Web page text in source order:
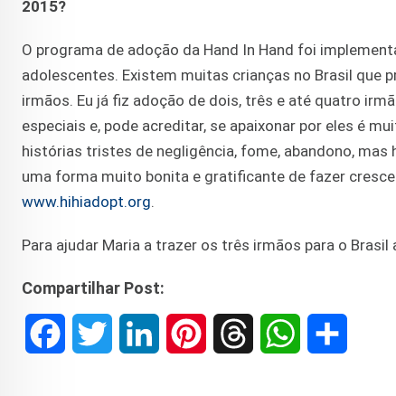
2015?
O programa de adoção da Hand In Hand foi
adolescentes. Existem muitas crianças no Brasil que
irmãos. Eu já fiz adoção de dois, três e até quatro
especiais e, pode acreditar, se apaixonar por eles é
histórias tristes de negligência, fome, abandono,
uma forma muito bonita e gratificante de fazer
www.hihiadopt.org.
Para ajudar Maria a trazer os três irmãos para o Brasil
Compartilhar Post: